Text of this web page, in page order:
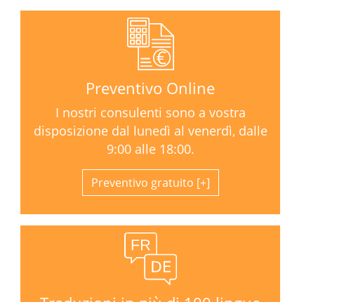
Preventivo Online
I nostri consulenti sono a vostra
disposizione dal lunedì al venerdì, dalle
9:00 alle 18:00.
Preventivo gratuito